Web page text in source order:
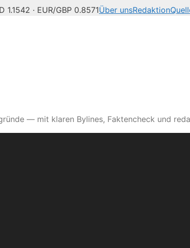
1.1542 · EUR/GBP 0.8571Über unsRedaktion
— mit klaren Bylines, Faktencheck und